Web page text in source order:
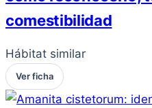
comestibilidad
Hábitat similar
Ver ficha